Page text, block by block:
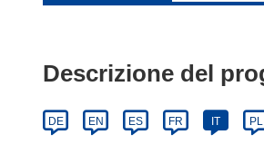
Descrizione del
DE EN ES FR IT PL